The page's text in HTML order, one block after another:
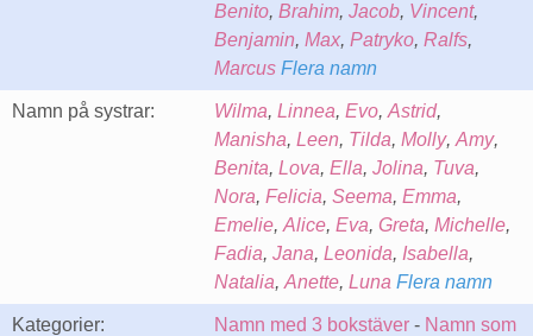
Benito, Brahim, Jacob, Vincent,
Benjamin, Max, Patryko, Ralfs,
Marcus Flera namn
Namn på systrar: Wilma, Linnea, Evo, Astrid,
Manisha, Leen, Tilda, Molly, Amy,
Benita, Lova, Ella, Jolina, Tuva,
Nora, Felicia, Seema, Emma,
Emelie, Alice, Eva, Greta, Michelle,
Fadia, Jana, Leonida, Isabella,
Natalia, Anette, Luna Flera namn
Kategorier: Namn med 3 bokstäver - Namn som